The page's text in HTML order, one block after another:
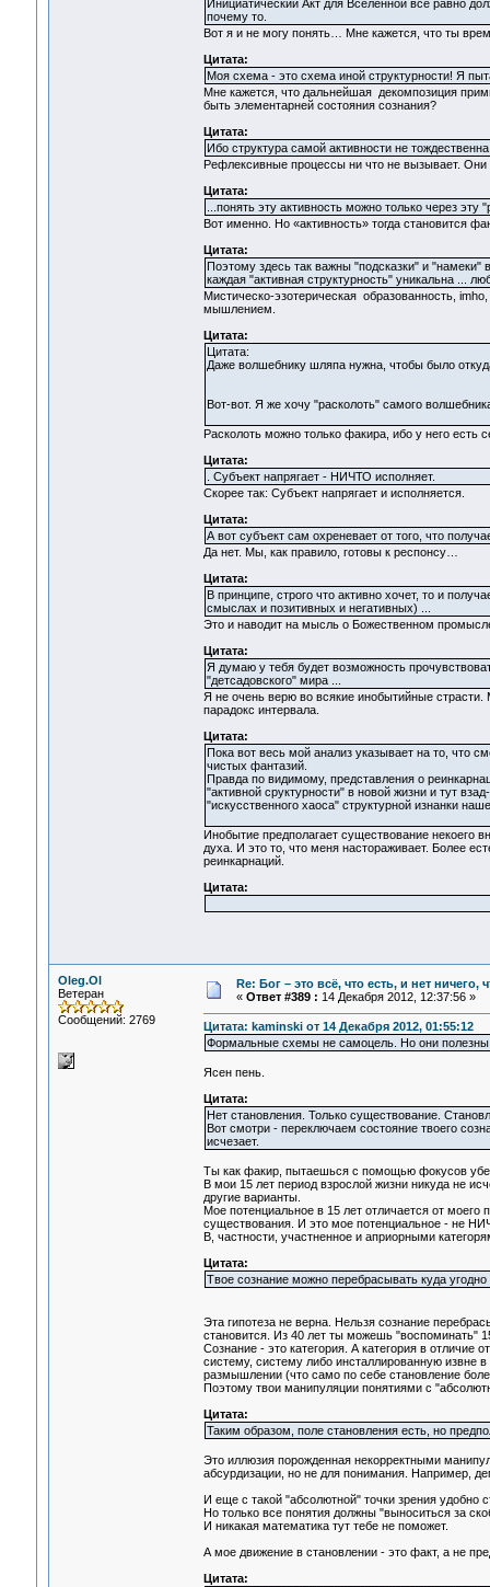
Инициатический Акт для Вселенной все равно
почему то.
Вот я и не могу понять… Мне кажется, что ты
Цитата:
Моя схема - это схема иной структурности! Я
Мне кажется, что дальнейшая декомпозиция
быть элементарней состояния сознания?
Цитата:
Ибо структура самой активности не
Рефлексивные процессы ни что не вызывает. Они
Цитата:
...понять эту активность можно только через эту
Вот именно. Но «активность» тогда становится
Цитата:
Поэтому здесь так важны "подсказки" и
каждая "активная структурность" уникальна ...
Мистическо-эзотерическая образованность,
мышлением.
Цитата:
Цитата:
Даже волшебнику шляпа нужна, чтобы было
Вот-вот. Я же хочу "расколоть" самого
Расколоть можно только факира, ибо у него есть
Цитата:
. Субъект напрягает - НИЧТО исполняет.
Скорее так: Субъект напрягает и исполняется.
Цитата:
А вот субъект сам охреневает от того, что
Да нет. Мы, как правило, готовы к респонсу…
Цитата:
В принципе, строго что активно хочет, то и
смыслах и позитивных и негативных) ...
Это и наводит на мысль о Божественном
Цитата:
Я думаю у тебя будет возможность
"детсадовского" мира ...
Я не очень верю во всякие инобытийные
парадокс интервала.
Цитата:
Пока вот весь мой анализ указывает на то, что
чистых фантазий.
Правда по видимому, представления о
"активной сруктурности" в новой жизни и тут
"искусственного хаоса" структурной изнанки
Инобытие предполагает существование некоего
духа. И это то, что меня настораживает. Более
реинкарнаций.
Цитата:
Oleg.Ol
Ветеран
Сообщений: 2769
Re: Бог – это всё, что есть, и нет
« Ответ #389 : 14 Декабря 2012, 12:37:56 »
Цитата: kaminski от 14 Декабря 2012, 01:55:12
Формальные схемы не самоцель. Но они
Ясен пень.
Цитата:
Нет становления. Только существование.
Вот смотри - переключаем состояние твоего
исчезает.
Ты как факир, пытаешься с помощью фокусов
В мои 15 лет период взрослой жизни никуда не
другие варианты.
Мое потенциальное в 15 лет отличается от моего
существования. И это мое потенциальное - не
В, частности, участненное и априорными
Цитата:
Твое сознание можно перебрасывать куда
Эта гипотеза не верна. Нельзя сознание
становится. Из 40 лет ты можешь "воспоминать"
Сознание - это категория. А категория в отличие
систему, систему либо инсталлированную извне
размышлении (что само по себе становление
Поэтому твои манипуляции понятиями с
Цитата:
Таким образом, поле становления есть, но
Это иллюзия порожденная некорректными
абсурдизации, но не для понимания. Например,
И еще с такой "абсолютной" точки зрения удобно
Но только все понятия должны "выноситься за
И никакая математика тут тебе не поможет.
А мое движение в становлении - это факт, а не
Цитата: